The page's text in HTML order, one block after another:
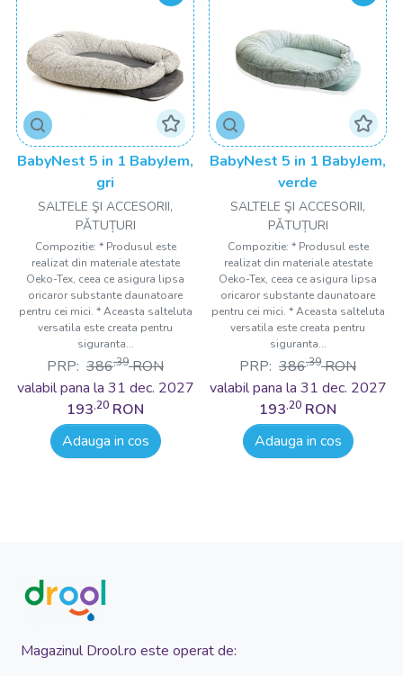
BabyNest 5 in 1 BabyJem,
gri
SALTELE ŞI ACCESORII,
PǍTUȚURI
Compozitie: * Produsul este
realizat din materiale atestate
Oeko-Tex, ceea ce asigura lipsa
oricaror substante daunatoare
pentru cei mici. * Aceasta salteluta
versatila este creata pentru
siguranta...
PRP: 386,39 RON
valabil pana la 31 dec. 2027
193,20 RON
Adauga in cos
BabyNest 5 in 1 BabyJem,
verde
SALTELE ŞI ACCESORII,
PǍTUȚURI
Compozitie: * Produsul este
realizat din materiale atestate
Oeko-Tex, ceea ce asigura lipsa
oricaror substante daunatoare
pentru cei mici. * Aceasta salteluta
versatila este creata pentru
siguranta...
PRP: 386,39 RON
valabil pana la 31 dec. 2027
193,20 RON
Adauga in cos
Magazinul Drool.ro este operat de: